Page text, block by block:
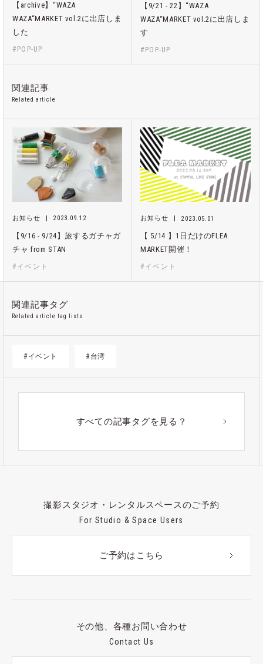
【archive】“WAZA
WAZA“MARKET vol.2に出店しま
した
#POP-UP
【9/21 - 22】“WAZA
WAZA“MARKET vol.2に出店しま
す
#POP-UP
関連記事
Related article
お知らせ 2023.09.12
【9/16 - 9/24】旅するガチャガ
チャ from STAN
#イベント
お知らせ 2023.05.01
【 5/14 】1日だけのFLEA
MARKET開催！
#イベント
関連記事タグ
Related article tag lists
#イベント #台湾
すべての記事タグを見る？
撮影スタジオ・レンタルスペースのご予約
For Studio & Space Users
ご予約はこちら
その他、各種お問い合わせ
Contact Us